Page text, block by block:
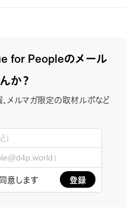
for Peopleのメール
か？
メルマガ限定の取材ルポなど
意します